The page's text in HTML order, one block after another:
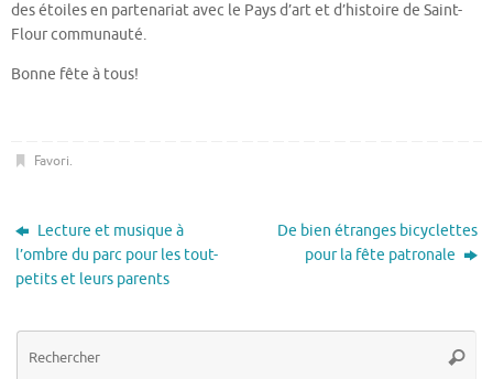
des étoiles en partenariat avec le Pays d’art et d’histoire de Saint-
Flour communauté.
Bonne fête à tous!
Favori.
Lecture et musique à
l’ombre du parc pour les tout-
petits et leurs parents
De bien étranges bicyclettes
pour la fête patronale